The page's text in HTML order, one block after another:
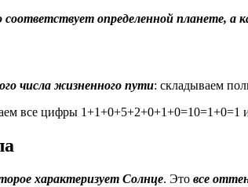
соответствует определенной планете,
числа жизненного пути: складываем
все цифры 1+1+0+5+2+0+1+0=10=1+0=1
характеризует Солнце. Это все